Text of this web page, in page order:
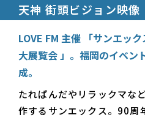
天神 街頭ビジョン映像
LOVE FM 主催 「サンエッ
大展覧会 」。福岡のイベン
成。
たれぱんだやリラックマな
作するサンエックス。90周